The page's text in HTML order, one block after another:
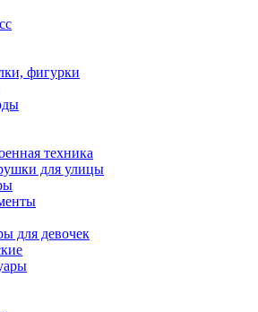
фигурки
техника
для улицы
для девочек